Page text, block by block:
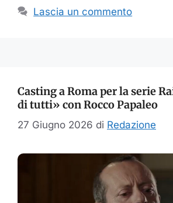
Lascia un commento
Casting a Roma per la serie
di tutti» con Rocco Papaleo
27 Giugno 2026 di Redazione